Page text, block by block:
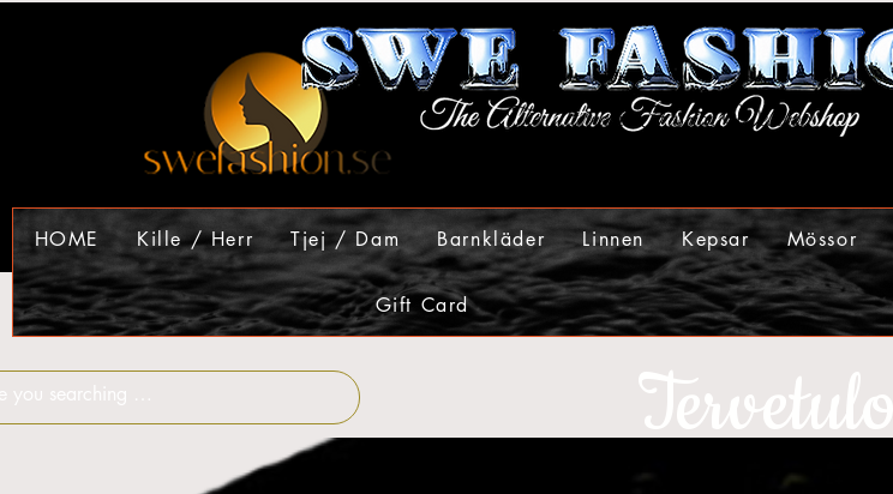
HOME Kille / Herr Tjej / Dam Barnkläder Linnen Kepsar Mössor
Gift Card
Tervetuloa